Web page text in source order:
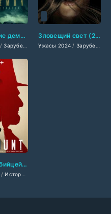
/Фильмы осени 2024/Новинки кино
Пришествие демона (2024)
/Зарубежные фильмы 2024 /Фильмы
Зловещий свет (2024)
Ужасы 2024 / Зарубежные фильмы 2024
/Фильмы весны 2024
Охота за убийцей (2024)
/Исторические фильмы 2024